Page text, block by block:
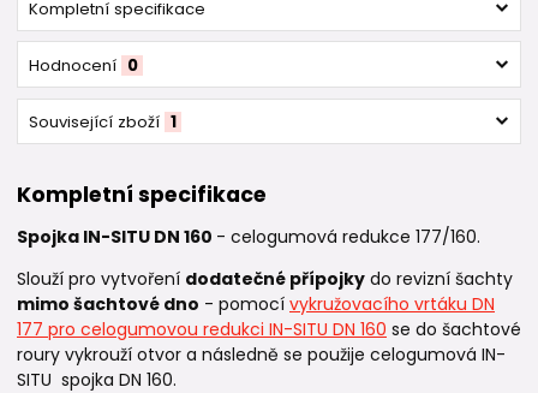
Kompletní specifikace
Hodnocení 0
Související zboží 1
Kompletní specifikace
Spojka IN-SITU DN 160 - celogumová redukce 177/160.
Slouží pro vytvoření dodatečné přípojky do revizní šachty
mimo šachtové dno - pomocí vykružovacího vrtáku DN
177 pro celogumovou redukci IN-SITU DN 160 se do šachtové
roury vykrouží otvor a následně se použije celogumová IN-
SITU spojka DN 160.